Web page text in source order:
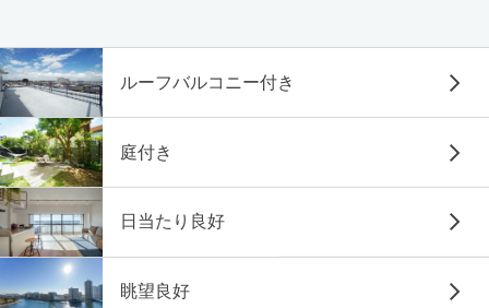
ルーフバルコニー付き
庭付き
日当たり良好
眺望良好